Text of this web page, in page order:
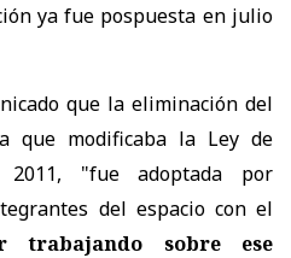
ya fue pospuesta en julio
que la eliminación del
que modificaba la Ley de
2011, "fue adoptada por
del espacio con el
trabajando sobre ese